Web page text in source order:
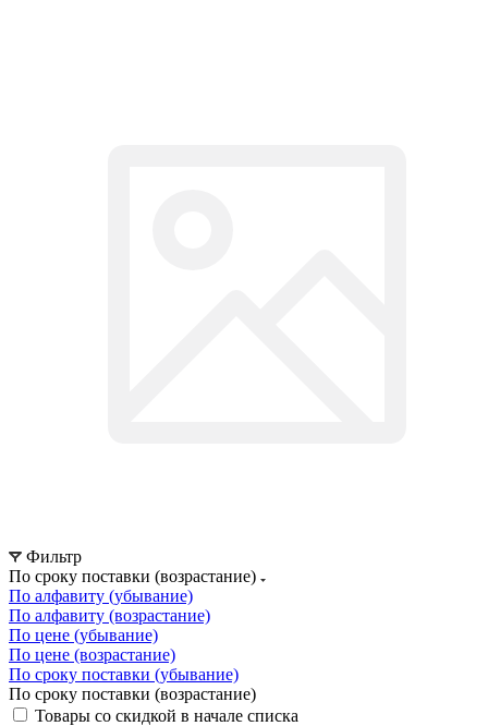
Фильтр
По сроку поставки (возрастание)
По алфавиту (убывание)
По алфавиту (возрастание)
По цене (убывание)
По цене (возрастание)
По сроку поставки (убывание)
По сроку поставки (возрастание)
Товары со скидкой в начале списка